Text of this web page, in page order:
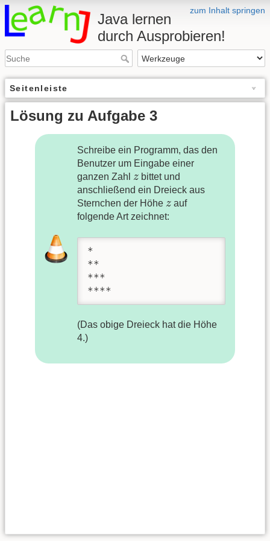
zum Inhalt springen
Java lernen
durch Ausprobieren!
Seitenleiste
Lösung zu Aufgabe 3
Schreibe ein Programm, das den
Benutzer um Eingabe einer
ganzen Zahl z
z bittet und
anschließend ein Dreieck aus
Sternchen der Höhe z
z auf
folgende Art zeichnet:
*
**
***
****
(Das obige Dreieck hat die Höhe
4.)